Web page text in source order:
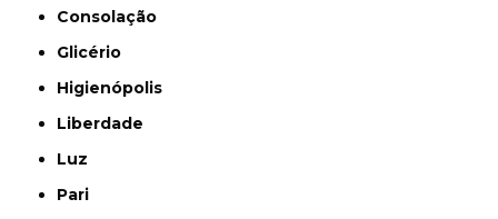
Consolação
Glicério
Higienópolis
Liberdade
Luz
Pari